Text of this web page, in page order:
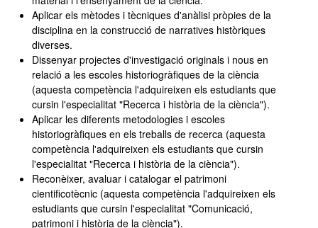
Aplicar els mètodes i tècniques d'anàlisi pròpies de la
disciplina en la construcció de narratives històriques
diverses.
Dissenyar projectes d'investigació originals i nous en
relació a les escoles historiogràfiques de la ciència
(aquesta competència l'adquireixen els estudiants que
cursin l'especialitat "Recerca i història de la ciència").
Aplicar les diferents metodologies i escoles
historiogràfiques en els treballs de recerca (aquesta
competència l'adquireixen els estudiants que cursin
l'especialitat "Recerca i història de la ciència").
Reconèixer, avaluar i catalogar el patrimoni
cientificotècnic (aquesta competència l'adquireixen els
estudiants que cursin l'especialitat "Comunicació,
patrimoni i història de la ciència").